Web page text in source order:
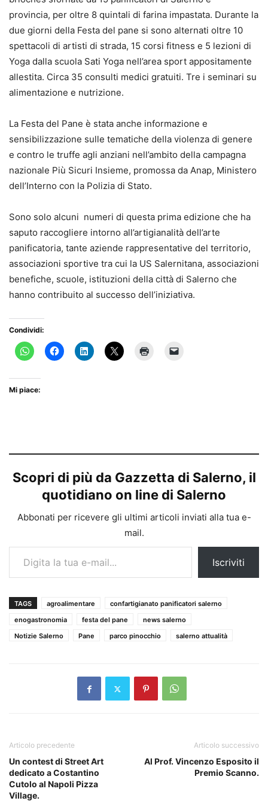
provincia, per oltre 8 quintali di farina impastata. Durante la
due giorni della Festa del pane si sono alternati oltre 10
spettacoli di artisti di strada, 15 corsi fitness e 5 lezioni di
Yoga dalla scuola Sati Yoga nell’area sport appositamente
allestita. Circa 35 consulti medici gratuiti. Tre i seminari su
alimentazione e nutrizione.
La Festa del Pane è stata anche informazione e
sensibilizzazione sulle tematiche della violenza di genere
e contro le truffe agli anziani nell’ambito della campagna
nazionale Più Sicuri Insieme, promossa da Anap, Ministero
dell’Interno con la Polizia di Stato.
Sono solo alcuni numeri di questa prima edizione che ha
saputo raccogliere intorno all’artigianalità dell’arte
panificatoria, tante aziende rappresentative del territorio,
associazioni sportive tra cui la US Salernitana, associazioni
benefiche, scuole, istituzioni della città di Salerno che
hanno contribuito al successo dell’iniziativa.
Condividi:
Mi piace:
Scopri di più da Gazzetta di Salerno, il
quotidiano on line di Salerno
Abbonati per ricevere gli ultimi articoli inviati alla tua e-
mail.
Digita la tua e-mail...
Iscriviti
TAGS agroalimentare
confartigianato panificatori salerno
enogastronomia
festa del pane
news salerno
Notizie Salerno
Pane parco pinocchio salerno attualità
Articolo precedente
Un contest di Street Art
dedicato a Costantino
Cutolo al Napoli Pizza
Village.
Articolo successivo
Al Prof. Vincenzo Esposito il
Premio Scanno.